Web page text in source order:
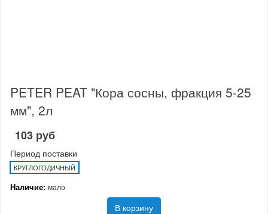
PETER PEAT "Кора сосны, фракция 5-25
мм", 2л
103 руб
Период поставки
КРУГЛОГОДИЧНЫЙ
Наличие: мало
В корзину